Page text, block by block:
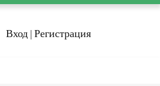
Вход | Регистрация